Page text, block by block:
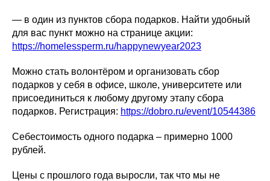
— в один из пунктов сбора подарков. Найти удобный
для вас пункт можно на странице акции:
https://homelessperm.ru/happynewyear2023
Можно стать волонтёром и организовать сбор
подарков у себя в офисе, школе, университете или
присоединиться к любому другому этапу сбора
подарков. Регистрация: https://dobro.ru/event/10544386
Себестоимость одного подарка – примерно 1000
рублей.
Цены с прошлого года выросли, так что мы не